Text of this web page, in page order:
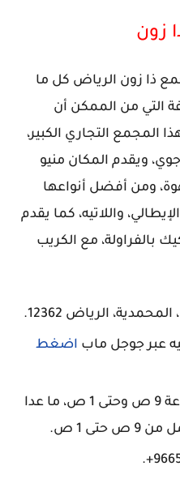
ذا زون الرياض كل ما
التي من الممكن أن
المجمع التجاري الكبير،
ويقدم المكان منيو
ومن أفضل أنواعها
واللاتيه، كما يقدم
بالفراولة، مع الكريب
عبر جوجل ماب اضغط
مواعيد العمل: من الساعة 9 ص وحتى 1 ص، ما عدا
1 ص.